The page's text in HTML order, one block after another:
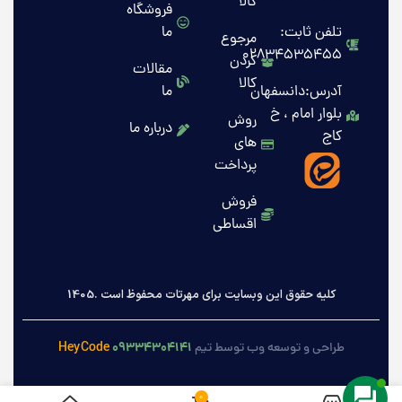
تلفن ثابت:
02834535455
آدرس:دانسفهان
بلوار امام ، خ
کاج
مرجوع
کردن
کالا
روش
های
پرداخت
فروش
اقساطی
فروشگاه
ما
مقالات
ما
درباره ما
کلیه حقوق این وبسایت برای مهرتات محفوظ است .1405
طراحی و توسعه وب توسط تیم HeyCode ۰۹۳۳۴۳۰۴۱۴۱
0